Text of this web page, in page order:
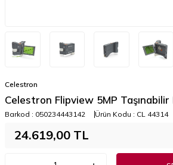
Celestron
Celestron Flipview 5MP
Barkod : 050234443142 Ürün Kodu : CL 44314
24.619,00 TL